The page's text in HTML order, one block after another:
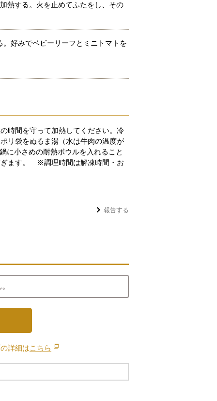
熱する。火を止めてふたをし、その
好みでベビーリーフとミニトマトを
時間を守って加熱してください。冷
リ袋をぬるま湯（水は牛肉の温度が
に小さめの耐熱ボウルを入れること
ぎます。 ※調理時間は解凍時間・お
報告する
詳細はこちら 別のウィンドウで開きます。